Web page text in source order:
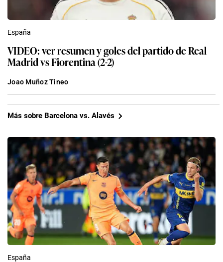
España
VIDEO: ver resumen y goles del partido de Real
Madrid vs Fiorentina (2-2)
Joao Muñoz Tineo
Más sobre Barcelona vs. Alavés
España